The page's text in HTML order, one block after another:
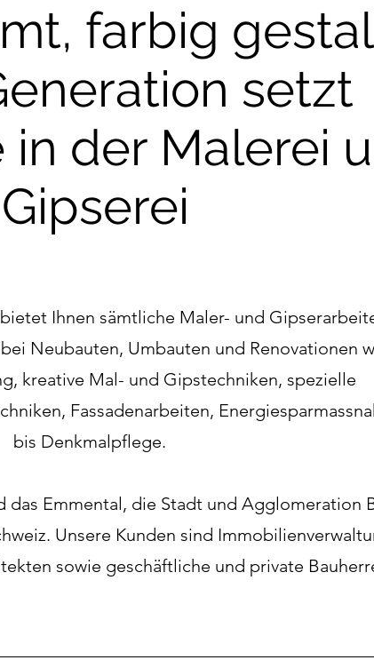
farbig
setzt
in der Malerei
Gipserei
Ihnen sämtliche Maler- und
Neubauten, Umbauten und Renovationen
kreative Mal- und Gipstechniken, spezielle
Fassadenarbeiten,
bis Denkmalpflege.
das Emmental, die Stadt und Agglomeration
Unsere Kunden sind
sowie geschäftliche und private